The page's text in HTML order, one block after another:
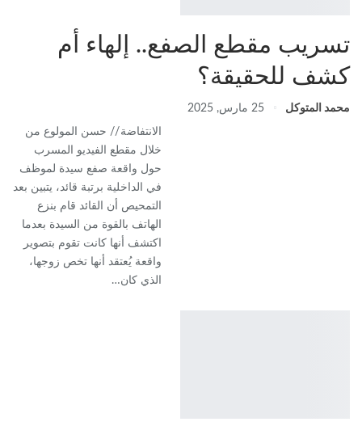
تسريب مقطع الصفع.. إلهاء أم
كشف للحقيقة؟
محمد المتوكل 25 مارس, 2025
الانتفاضة // حسن المولوع من
خلال مقطع الفيديو المسرب
حول واقعة صفع سيدة لموظف
في الداخلية برتبة قائد، يتبين بعد
التمحيص أن القائد قام بنزع
الهاتف بالقوة من السيدة بعدما
اكتشف أنها كانت تقوم بتصوير
واقعة يُعتقد أنها تخص زوجها،
الذي كان…